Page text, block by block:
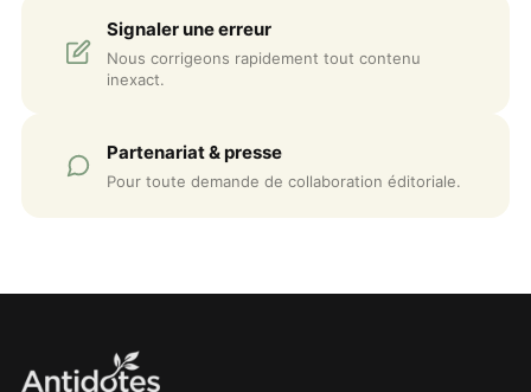
Signaler une erreur
Nous corrigeons rapidement tout contenu
inexact.
Partenariat & presse
Pour toute demande de collaboration éditoriale.